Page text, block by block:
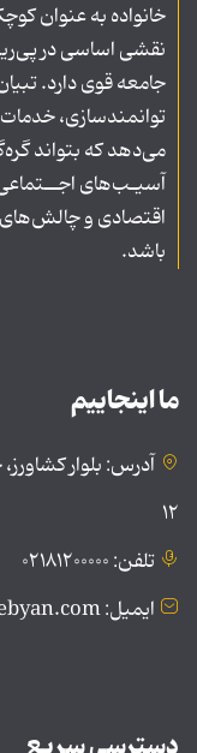
خانواده به عنوان
نقشی اساسی در
جامعه قوی دارد.
توانمندسازی، خدمات
می‌دهد که بتواند
آسیـب‌های
اقتصادی و
باشد.
ما اینجاییم
آدرس: بلوار
۱۲
تلفن: ۰۲۱۸۱۲۰۰۰۰۰
ایمیل: public@tebyan.com